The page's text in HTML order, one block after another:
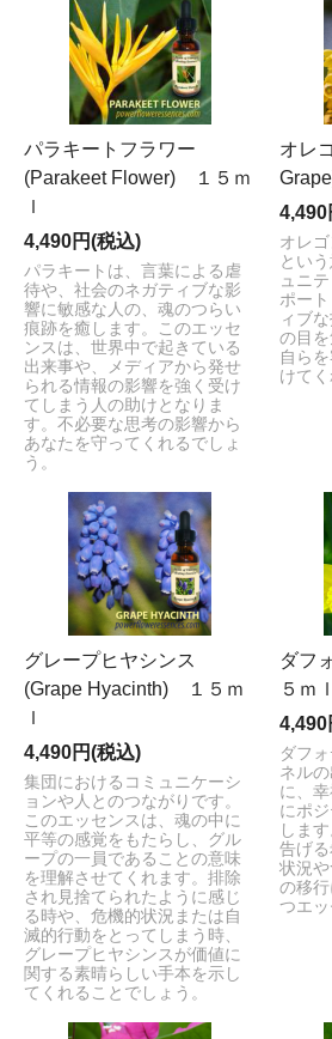
パラキートフラワー
(Parakeet Flower) １５ｍ
4,490円(税込)
パラキートは、言葉による虐
待や、社会のネガティブな影
響に敏感な人の、魂のつらい
痕跡を癒します。このエッセ
ンスは、世界中で起きている
出来事や、メディアから発せ
られる情報の影響を強く受け
てしまう人の助けとなりま
す。不必要な思考の影響から
あなたを守ってくれるでしょ
う。
オレ
4,490
オレ
とい
ュニ
ポー
ィブ
の目を
自ら
けてく
グレープヒヤシンス
(Grape Hyacinth) １５ｍ
4,490円(税込)
集団におけるコミュニケーシ
ョンや人とのつながりです。
このエッセンスは、魂の中に
平等の感覚をもたらし、グル
ープの一員であることの意味
を理解させてくれます。排除
され見捨てられたように感じ
る時や、危機的状況または自
滅的行動をとってしまう時、
グレープヒヤシンスが価値に
関する素晴らしい手本を示し
てくれることでしょう。
ダフ
５ｍｌ
4,490
ダフ
ネル
に、
にポ
しま
告げ
状況
の移
つエッ